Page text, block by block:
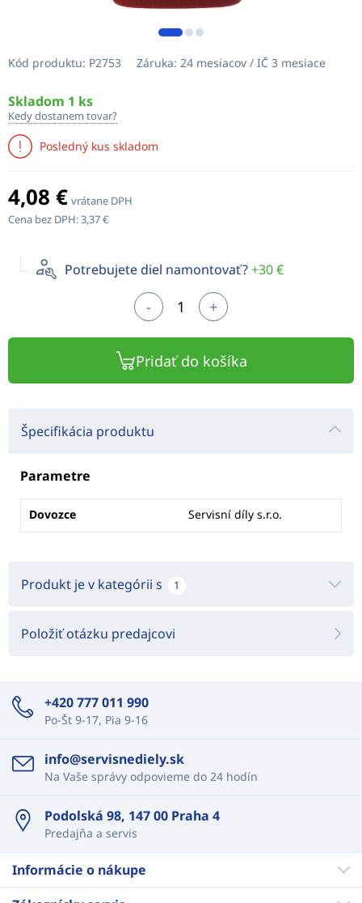
Kód produktu: P2753 Záruka: 24 mesiacov / IČ 3 mesiace
Skladom 1 ks
Kedy dostanem tovar?
Posledný kus skladom
4,08 € vrátane DPH
Cena bez DPH:3,37 €
Potrebujete diel namontovať?+30 €
- +
Pridať do košíka
Špecifikácia produktu
Parametre
Dovozce Servisní díly s.r.o.
Produkt je v kategórii s 1
Položiť otázku predajcovi
+420 777 011 990
Po-Št 9-17, Pia 9-16
info@servisnediely.sk
Na Vaše správy odpovieme do 24 hodín
Podolská 98, 147 00 Praha 4
Predajňa a servis
Informácie o nákupe